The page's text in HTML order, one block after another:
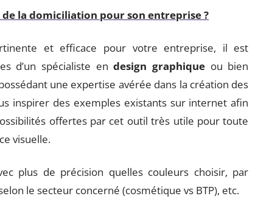
la domiciliation pour son entreprise ?
et efficace pour votre entreprise, il est
d’un spécialiste endesign graphique ou bien
une expertise avérée dans la création des
inspirer des exemples existants sur internet afin
offertes par cet outil très utile pour toute
visuelle.
plus de précision quelles couleurs choisir, par
le secteur concerné (cosmétique vs BTP), etc.